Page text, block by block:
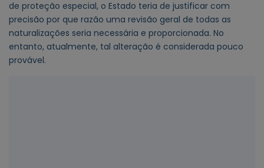
de proteção especial, o Estado teria de justificar com
precisão por que razão uma revisão geral de todas as
naturalizações seria necessária e proporcionada. No
entanto, atualmente, tal alteração é considerada pouco
provável.